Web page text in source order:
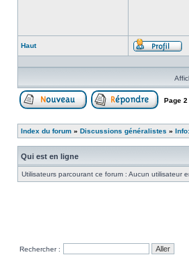
Haut
Page 2
Index du forum » Discussions généralistes »
Qui est en ligne
Utilisateurs parcourant ce forum : Aucun utilisateur
Rechercher :